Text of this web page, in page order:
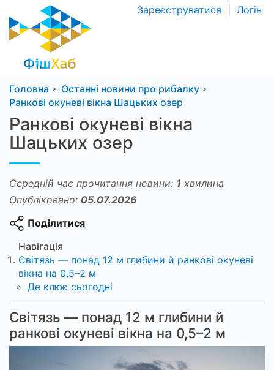
Зареєструватися Логін
Головна
Останні новини про рибалку
Ранкові окуневі вікна Шацьких озер
Ранкові окуневі вікна
Шацьких озер
Середній час прочитання новини: 1 хвилина
Опубліковано: 05.07.2026
Поділитися
Навігація
Світязь — понад 12 м глибини й ранкові окуневі
вікна на 0,5–2 м
Де клює сьогодні
Світязь — понад 12 м глибини й
ранкові окуневі вікна на 0,5–2 м